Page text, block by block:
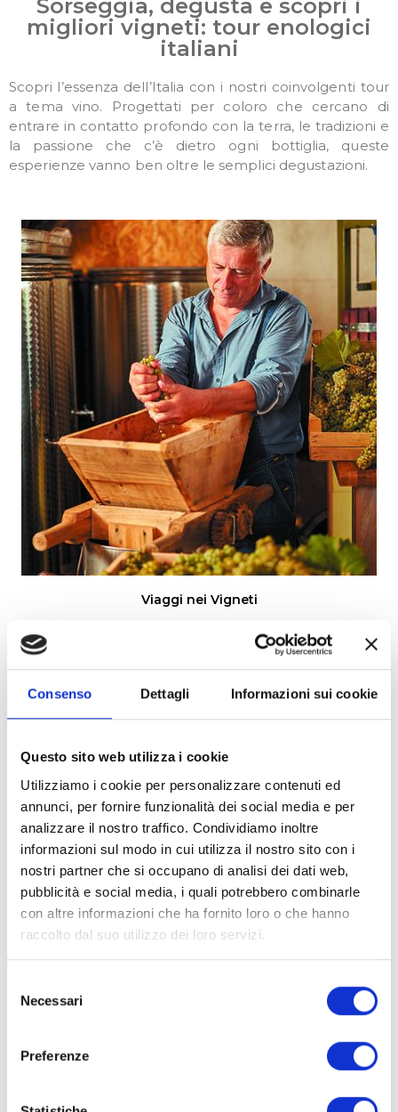
Consenso Dettagli Informazioni sui cookie
Questo sito web utilizza i cookie
Utilizziamo i cookie per personalizzare contenuti ed
annunci, per fornire funzionalità dei social media e per
analizzare il nostro traffico. Condividiamo inoltre
informazioni sul modo in cui utilizza il nostro sito con i
nostri partner che si occupano di analisi dei dati web,
pubblicità e social media, i quali potrebbero combinarle
con altre informazioni che ha fornito loro o che hanno
raccolto dal suo utilizzo dei loro servizi.
delNecessari
Preferenze
Sorseggia, degusta e scopri i
migliori vigneti: tour enologici
italiani
Scopri l’essenza dell’Italia con i nostri coinvolgenti tour
a tema vino. Progettati per coloro che cercano di
entrare in contatto profondo con la terra, le tradizioni e
la passione che c’è dietro ogni bottiglia, queste
esperienze vanno ben oltre le semplici degustazioni.
Viaggi nei Vigneti​
Passeggia tra pittoreschi vigneti, impara l’arte della
vinificazione da esperti viticoltori e assisti al processo dall’uva
al bicchiere.